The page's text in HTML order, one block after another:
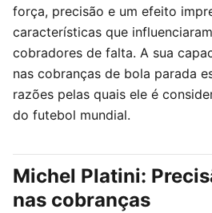
força, precisão e um efeito
características que
cobradores de falta. A sua
nas cobranças de bola parada
razões pelas quais ele é
do futebol mundial.
Michel Platini:
nas cobranças